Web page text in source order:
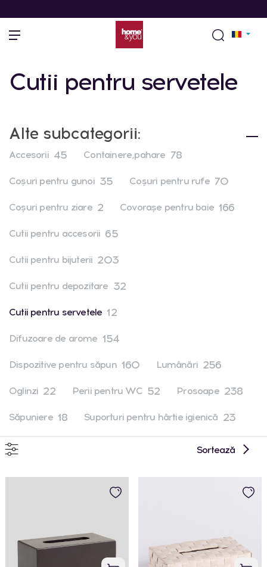
Cutii pentru servetele
Alte subcategorii:
Accesorii 45 Containere,pahare 78
Coşuri pentru gunoi 35 Coşuri pentru rufe 70
Coşuri pentru ziare 2 Covoraşe pentru baie 166
Cutii pentru accesorii 65
Cutii pentru bijuterii 203
Cutii pentru depozitare 32
Cutii pentru servetele 12
Difuzoare de arome 154
Dispozitive pentru săpun 160 Lumânări 256
Oglinzi 22 Perii pentru WC 52 Prosoape 238
Săpuniere 18 Suporturi pentru hârtie igienică 23
Sortează